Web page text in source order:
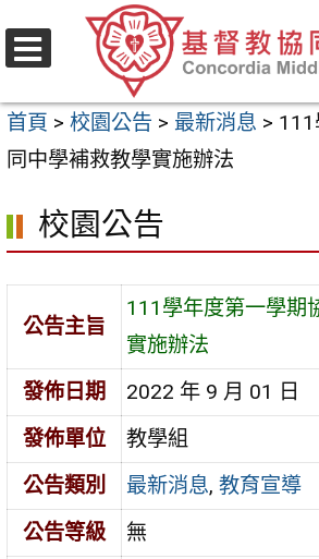
至
要
內
區
首頁 > 校園公告 > 最新消息 >
同中學補救教學實施辦法
校園公告
公告主旨
111學年度第一學期
實施辦法
發佈日期
2022 年 9 月 01 日
發佈單位
教學組
公告類別
最新消息,教育宣導
公告等級
無
選
單